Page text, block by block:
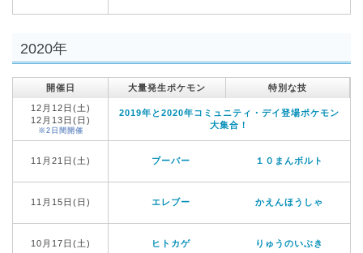
2020年
開催日 大量発生ポケモン 特別な技
12月12日(土)
12月13日(日)
※2日間開催
2019年と2020年コミュニティ・デイ登場ポケモン
大集合！
11月21日(土) ブーバー １０まんボルト
11月15日(日) エレブー かえんほうしゃ
10月17日(土) ヒトカゲ りゅうのいぶき